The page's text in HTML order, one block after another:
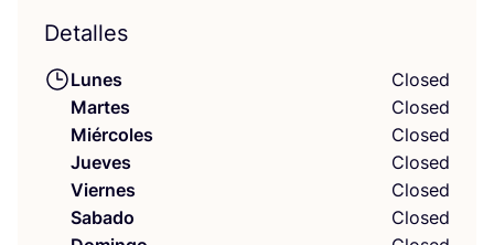
Detalles
Lunes
Closed
Martes
Closed
Miércoles
Closed
Jueves
Closed
Viernes
Closed
Sabado
Closed